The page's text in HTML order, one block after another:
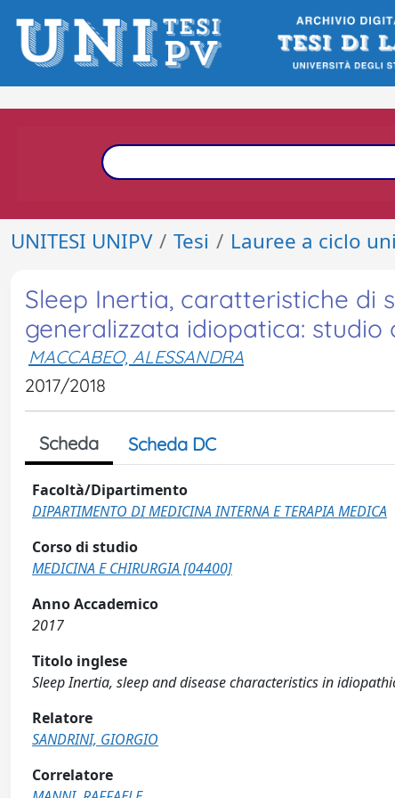
UNITESI UNIPV Tesi Lauree a ciclo
Sleep Inertia, caratteristiche di
generalizzata idiopatica: studio
MACCABEO, ALESSANDRA
2017/2018
Scheda Scheda DC
Facoltà/Dipartimento
DIPARTIMENTO DI MEDICINA INTERNA E TERAPIA MEDICA
Corso di studio
MEDICINA E CHIRURGIA [04400]
Anno Accademico
2017
Titolo inglese
Sleep Inertia, sleep and disease characteristics in
Relatore
SANDRINI, GIORGIO
Correlatore